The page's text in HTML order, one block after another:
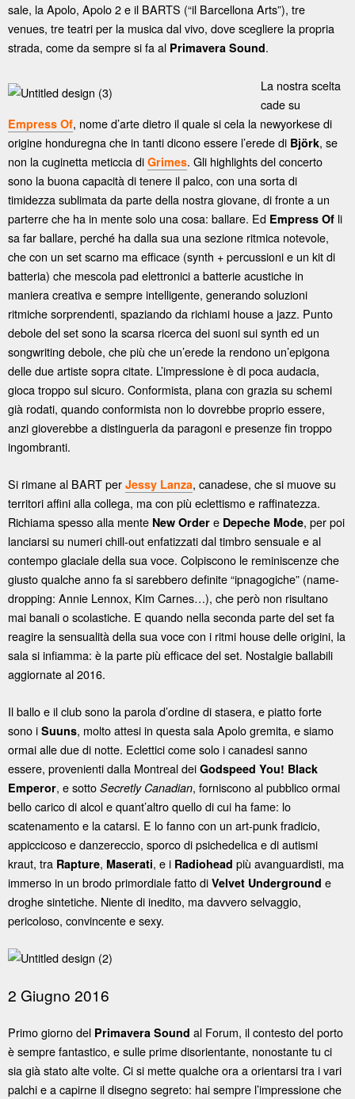
sale, la Apolo, Apolo 2 e il BARTS (“il Barcellona Arts”), tre
venues, tre teatri per la musica dal vivo, dove scegliere la propria
strada, come da sempre si fa al Primavera Sound.
La nostra scelta
cade su
Empress Of, nome d’arte dietro il quale si cela la newyorkese di
origine honduregna che in tanti dicono essere l’erede di Björk, se
non la cuginetta meticcia di Grimes. Gli highlights del concerto
sono la buona capacità di tenere il palco, con una sorta di
timidezza sublimata da parte della nostra giovane, di fronte a un
parterre che ha in mente solo una cosa: ballare. Ed Empress Of li
sa far ballare, perché ha dalla sua una sezione ritmica notevole,
che con un set scarno ma efficace (synth + percussioni e un kit di
batteria) che mescola pad elettronici a batterie acustiche in
maniera creativa e sempre intelligente, generando soluzioni
ritmiche sorprendenti, spaziando da richiami house a jazz. Punto
debole del set sono la scarsa ricerca dei suoni sui synth ed un
songwriting debole, che più che un’erede la rendono un’epigona
delle due artiste sopra citate. L’impressione è di poca audacia,
gioca troppo sul sicuro. Conformista, plana con grazia su schemi
già rodati, quando conformista non lo dovrebbe proprio essere,
anzi gioverebbe a distinguerla da paragoni e presenze fin troppo
ingombranti.
Si rimane al BART per Jessy Lanza, canadese, che si muove su
territori affini alla collega, ma con più eclettismo e raffinatezza.
Richiama spesso alla mente New Order e Depeche Mode, per poi
lanciarsi su numeri chill-out enfatizzati dal timbro sensuale e al
contempo glaciale della sua voce. Colpiscono le reminiscenze che
giusto qualche anno fa si sarebbero definite “ipnagogiche” (name-
dropping: Annie Lennox, Kim Carnes…), che però non risultano
mai banali o scolastiche. E quando nella seconda parte del set fa
reagire la sensualità della sua voce con i ritmi house delle origini, la
sala si infiamma: è la parte più efficace del set. Nostalgie ballabili
aggiornate al 2016.
Il ballo e il club sono la parola d’ordine di stasera, e piatto forte
sono i Suuns, molto attesi in questa sala Apolo gremita, e siamo
ormai alle due di notte. Eclettici come solo i canadesi sanno
essere, provenienti dalla Montreal dei Godspeed You! Black
Emperor, e sotto Secretly Canadian, forniscono al pubblico ormai
bello carico di alcol e quant’altro quello di cui ha fame: lo
scatenamento e la catarsi. E lo fanno con un art-punk fradicio,
appiccicoso e danzereccio, sporco di psichedelica e di autismi
kraut, tra Rapture, Maserati, e i Radiohead più avanguardisti, ma
immerso in un brodo primordiale fatto di Velvet Underground e
droghe sintetiche. Niente di inedito, ma davvero selvaggio,
pericoloso, convincente e sexy.
2 Giugno 2016
Primo giorno del Primavera Sound al Forum, il contesto del porto
è sempre fantastico, e sulle prime disorientante, nonostante tu ci
sia già stato alte volte. Ci si mette qualche ora a orientarsi tra i vari
palchi e a capirne il disegno segreto: hai sempre l’impressione che